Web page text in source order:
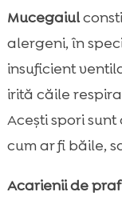
Mucegaiul
alergeni, în
insuficient
irită căile
Acești spori
cum ar fi băile,
Acarienii de praf